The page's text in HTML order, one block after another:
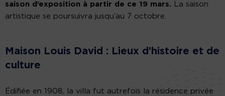
saison d’exposition à partir de ce 19 mars. La saison
artistique se poursuivra jusqu’au 7 octobre.
Maison Louis David : Lieux d’histoire et de
culture
Édifiée en 1908, la villa fut autrefois la résidence privée